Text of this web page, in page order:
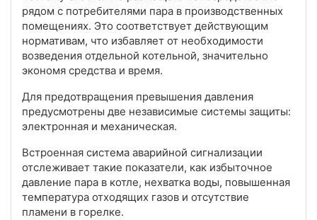
рядом с потребителями пара в производственных
помещениях. Это соответствует действующим
нормативам, что избавляет от необходимости
возведения отдельной котельной, значительно
экономя средства и время.
Для предотвращения превышения давления
предусмотрены две независимые системы защиты:
электронная и механическая.
Встроенная система аварийной сигнализации
отслеживает такие показатели, как избыточное
давление пара в котле, нехватка воды, повышенная
температура отходящих газов и отсутствие
пламени в горелке.